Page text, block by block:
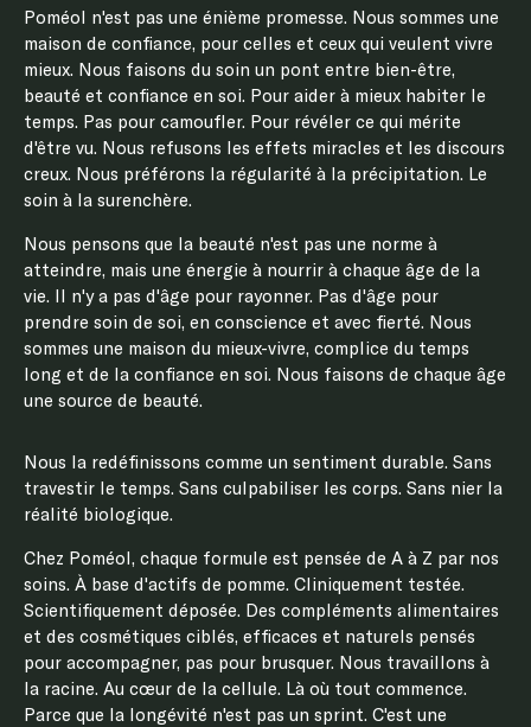
Poméol n'est pas une énième promesse. Nous sommes une
maison de confiance, pour celles et ceux qui veulent vivre
mieux. Nous faisons du soin un pont entre bien-être,
beauté et confiance en soi. Pour aider à mieux habiter le
temps. Pas pour camoufler. Pour révéler ce qui mérite
d'être vu. Nous refusons les effets miracles et les discours
creux. Nous préférons la régularité à la précipitation. Le
soin à la surenchère.
Nous pensons que la beauté n'est pas une norme à
atteindre, mais une énergie à nourrir à chaque âge de la
vie. Il n'y a pas d'âge pour rayonner. Pas d'âge pour
prendre soin de soi, en conscience et avec fierté. Nous
sommes une maison du mieux-vivre, complice du temps
long et de la confiance en soi. Nous faisons de chaque âge
une source de beauté.
Nous la redéfinissons comme un sentiment durable. Sans
travestir le temps. Sans culpabiliser les corps. Sans nier la
réalité biologique.
Chez Poméol, chaque formule est pensée de A à Z par nos
soins. À base d'actifs de pomme. Cliniquement testée.
Scientifiquement déposée. Des compléments alimentaires
et des cosmétiques ciblés, efficaces et naturels pensés
pour accompagner, pas pour brusquer. Nous travaillons à
la racine. Au cœur de la cellule. Là où tout commence.
Parce que la longévité n'est pas un sprint. C'est une